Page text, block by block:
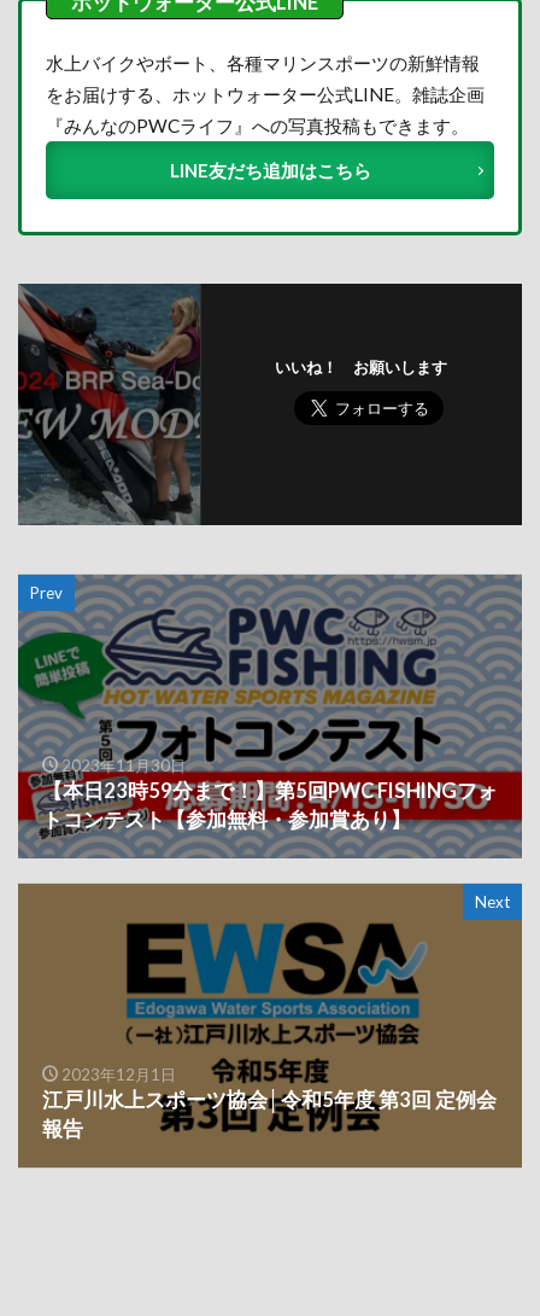
水上バイクやボート、各種マリンスポーツの新鮮情報
をお届けする、ホットウォーター公式LINE。雑誌企画
『みんなのPWCライフ』への写真投稿もできます。
LINE友だち追加はこちら
いいね！ お願いします
Prev
2023年11月30日
【本日23時59分まで！】第5回PWC FISHINGフォ
トコンテスト【参加無料・参加賞あり】
Next
2023年12月1日
江戸川水上スポーツ協会│令和5年度 第3回 定例会
報告